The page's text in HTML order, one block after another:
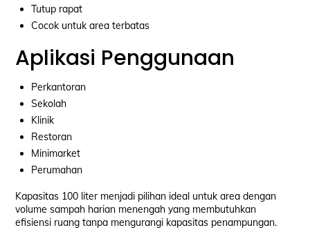
Tutup rapat
Cocok untuk area terbatas
Aplikasi Penggunaan
Perkantoran
Sekolah
Klinik
Restoran
Minimarket
Perumahan
Kapasitas 100 liter menjadi pilihan ideal untuk area dengan
volume sampah harian menengah yang membutuhkan
efisiensi ruang tanpa mengurangi kapasitas penampungan.